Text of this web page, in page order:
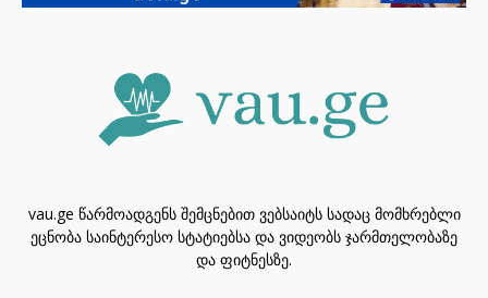
vau.ge წარმოადგენს შემცნებით ვებსაიტს სადაც მომხრებლი
ეცნობა საინტერესო სტატიებსა და ვიდეობს ჯარმთელობაზე
და ფიტნესზე.